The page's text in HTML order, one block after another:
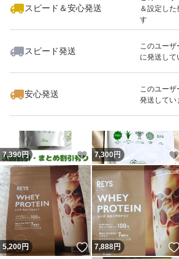
スピード＆安心発送
＆設定した
す
スピード発送
このユーザ
に発送して
安心発送
このユーザ
発送してい
7,390円 いいね！
7,300円
5,200円 いいね！
7,888円